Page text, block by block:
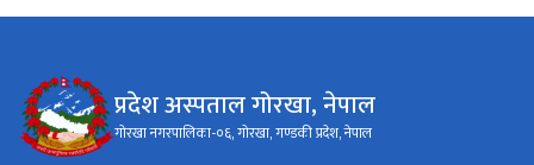
प्रदेश अस्पताल गोरखा, नेपाल
गोरखा नगरपालिका-०६, गोरखा, गण्डकी प्रदेश, नेपाल